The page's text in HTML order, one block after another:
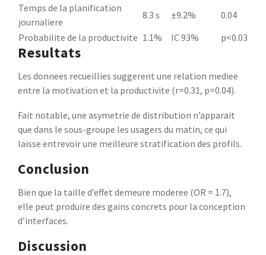
Temps de la planification
journaliere
8.3 s ±9.2%
0.04
Probabilite de la productivite 1.1% IC 93% p<0.03
Resultats
Les donnees recueillies suggerent une relation mediee
entre la motivation et la productivite (r=0.31, p=0.04).
Fait notable, une asymetrie de distribution n’apparait
que dans le sous-groupe les usagers du matin, ce qui
laisse entrevoir une meilleure stratification des profils.
Conclusion
Bien que la taille d’effet demeure moderee (OR = 1.7),
elle peut produire des gains concrets pour la conception
d’interfaces.
Discussion